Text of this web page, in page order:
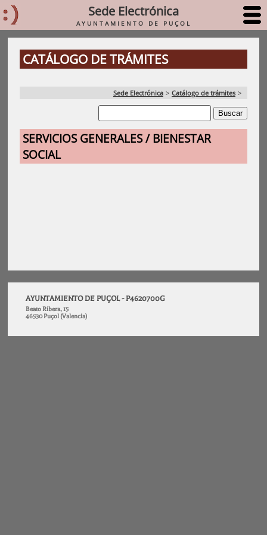
Sede Electrónica
AYUNTAMIENTO DE PUÇOL
CATÁLOGO DE TRÁMITES
Sede Electrónica > Catálogo de trámites >
SERVICIOS GENERALES / BIENESTAR
SOCIAL
AYUNTAMIENTO DE PUÇOL - P4620700G
Beato Ribera, 15
46530 Puçol (Valencia)